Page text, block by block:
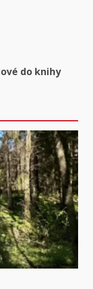
do knihy